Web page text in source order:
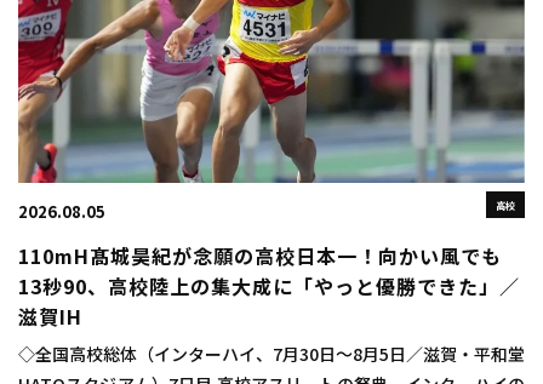
高校
2026.08.05
110mH髙城昊紀が念願の高校日本一！向かい風でも
13秒90、高校陸上の集大成に「やっと優勝できた」／
滋賀IH
◇全国高校総体（インターハイ、7月30日～8月5日／滋賀・平和堂